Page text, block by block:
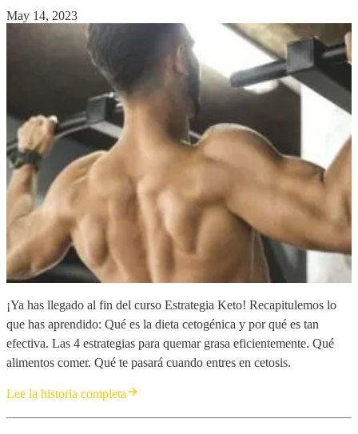
May 14, 2023
¡Ya has llegado al fin del curso Estrategia Keto! Recapitulemos lo
que has aprendido: Qué es la dieta cetogénica y por qué es tan
efectiva. Las 4 estrategias para quemar grasa eficientemente. Qué
alimentos comer. Qué te pasará cuando entres en cetosis.
Lee la historia completa